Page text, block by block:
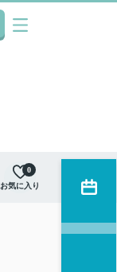
お気に入り
0